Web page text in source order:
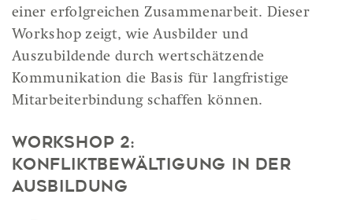
einer erfolgreichen Zusammenarbeit. Dieser
Workshop zeigt, wie Ausbilder und
Auszubildende durch wertschätzende
Kommunikation die Basis für langfristige
Mitarbeiterbindung schaffen können.
Workshop 2:
Konfliktbewältigung in der
Ausbildung